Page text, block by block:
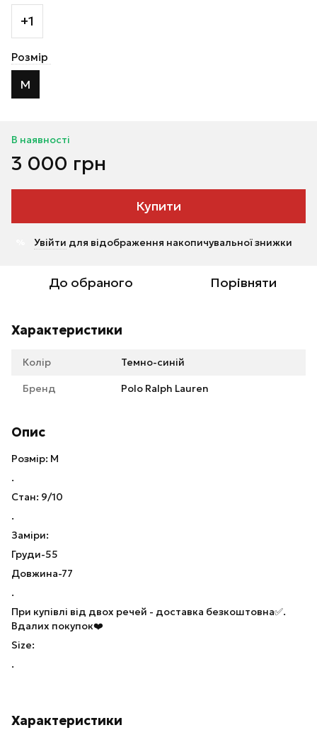
+1
Розмір
M
В наявності
3 000 грн
Купити
Увійти для відображення накопичувальної знижки
До обраного Порівняти
Характеристики
Колір Темно-синій
Бренд Polo Ralph Lauren
Опис
Розмір: M
.
Стан: 9/10
.
Заміри:
Груди-55
Довжина-77
.
При купівлі від двох речей - доставка безкоштовна✅.
Вдалих покупок❤️
Size:
.
Характеристики